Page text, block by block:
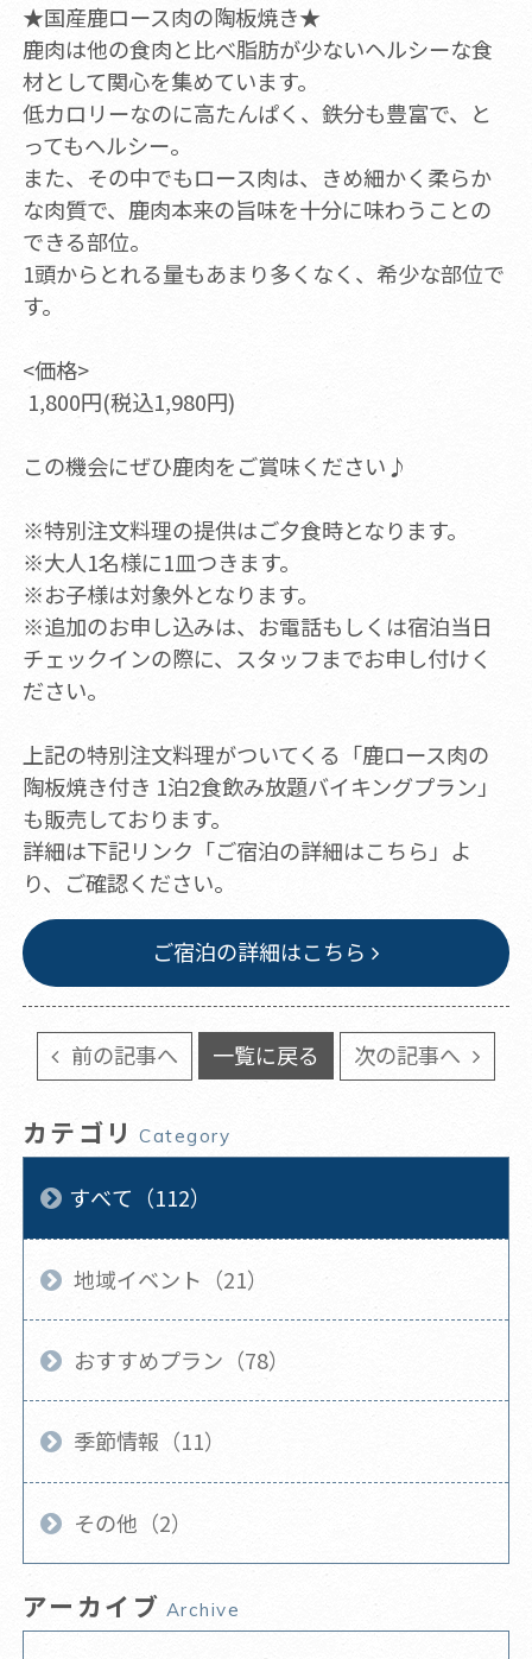
★国産鹿ロース肉の陶板焼き★
鹿肉は他の食肉と比べ脂肪が少ないヘルシーな食
材として関心を集めています。
低カロリーなのに高たんぱく、鉄分も豊富で、と
ってもヘルシー。
また、その中でもロース肉は、きめ細かく柔らか
な肉質で、鹿肉本来の旨味を十分に味わうことの
できる部位。
1頭からとれる量もあまり多くなく、希少な部位で
す。
<価格>
1,800円(税込1,980円)
この機会にぜひ鹿肉をご賞味ください♪
※特別注文料理の提供はご夕食時となります。
※大人1名様に1皿つきます。
※お子様は対象外となります。
※追加のお申し込みは、お電話もしくは宿泊当日
チェックインの際に、スタッフまでお申し付けく
ださい。
上記の特別注文料理がついてくる「鹿ロース肉の
陶板焼き付き 1泊2食飲み放題バイキングプラン」
も販売しております。
詳細は下記リンク「ご宿泊の詳細はこちら」よ
り、ご確認ください。
ご宿泊の詳細はこちら
前の記事へ 一覧に戻る 次の記事へ
カテゴリ Category
すべて（112）
地域イベント（21）
おすすめプラン（78）
季節情報（11）
その他（2）
アーカイブ Archive